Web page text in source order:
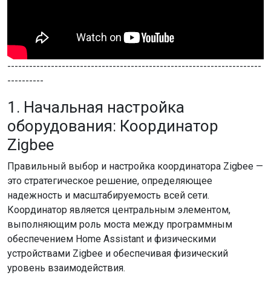
----------------------------------------------------------------------
----------
1. Начальная настройка
оборудования: Координатор
Zigbee
Правильный выбор и настройка координатора Zigbee —
это стратегическое решение, определяющее
надежность и масштабируемость всей сети.
Координатор является центральным элементом,
выполняющим роль моста между программным
обеспечением Home Assistant и физическими
устройствами Zigbee и обеспечивая физический
уровень взаимодействия.